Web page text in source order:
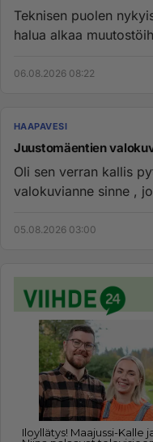
Teknisen puolen
halua alkaa
06.08.2026 08:22
HAAPAVESI
Juustomäentien
Oli sen verran kallis
valokuvianne sinne ,
05.08.2026 03:00